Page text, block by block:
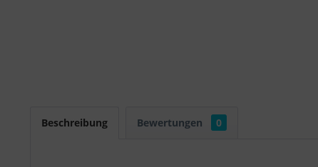
Beschreibung Bewertungen 0